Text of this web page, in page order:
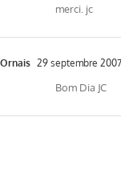
merci. jc
Ornais 29 septembre
Bom Dia JC